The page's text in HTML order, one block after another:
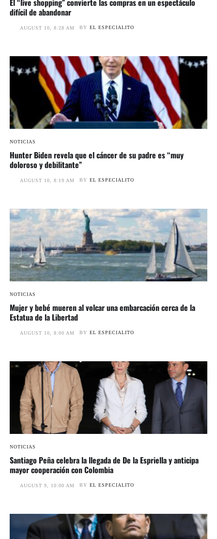
El “live shopping” convierte las compras en un espectáculo
difícil de abandonar
AUGUST 10, 8:28 AM BY EL ESPECIALITO
NOTICIAS
Hunter Biden revela que el cáncer de su padre es “muy
doloroso y debilitante”
AUGUST 10, 8:19 AM BY EL ESPECIALITO
NOTICIAS
Mujer y bebé mueren al volcar una embarcación cerca de la
Estatua de la Libertad
AUGUST 10, 8:00 AM BY EL ESPECIALITO
NOTICIAS
Santiago Peña celebra la llegada de De la Espriella y anticipa
mayor cooperación con Colombia
AUGUST 9, 10:00 AM BY EL ESPECIALITO